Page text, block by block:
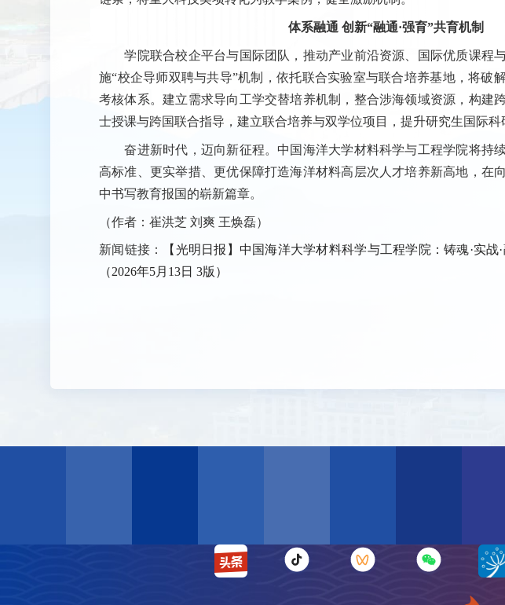
体系融通 创新“融通·强育”共育机制
学院联合校企平台与国际团队，推动产业前沿资源、国际优质课程
施“校企导师双聘与共导”机制，依托联合实验室与联合培养基地，将破
考核体系。建立需求导向工学交替培养机制，整合涉海领域资源，构建
士授课与跨国联合指导，建立联合培养与双学位项目，提升研究生国际科
奋进新时代，迈向新征程。中国海洋大学材料科学与工程学院将持
高标准、更实举措、更优保障打造海洋材料高层次人才培养新高地，在
中书写教育报国的崭新篇章。
（作者：崔洪芝 刘爽 王焕磊）
新闻链接：
【光明日报】中国海洋大学材料科学与工程学院：铸魂·实
（2026年5月13日 3版）